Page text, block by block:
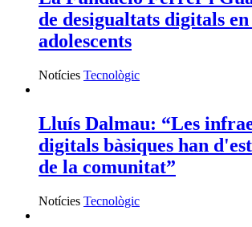
La Fundació Ferrer i
de desigualtats digitals
adolescents
Lluís Dalmau: “Les
digitals bàsiques han
de la comunitat”